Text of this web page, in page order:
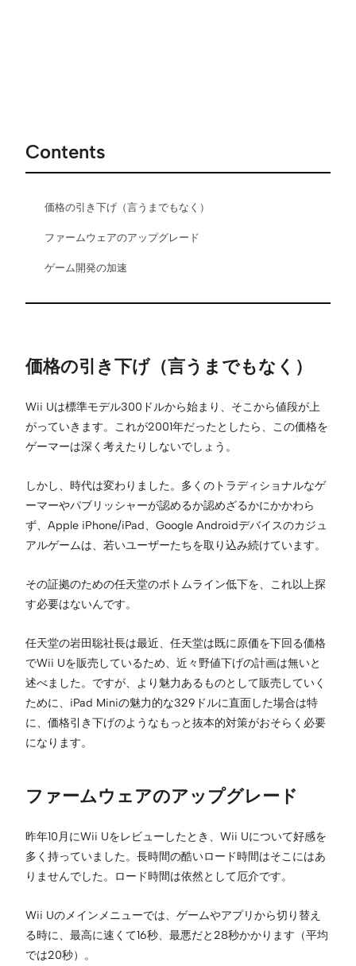
Contents
価格の引き下げ（言うまでもなく）
ファームウェアのアップグレード
ゲーム開発の加速
価格の引き下げ（言うまでもなく）
Wii Uは標準モデル300ドルから始まり、そこから値段が上
がっていきます。これが2001年だったとしたら、この価格を
ゲーマーは深く考えたりしないでしょう。
しかし、時代は変わりました。多くのトラディショナルなゲ
ーマーやパブリッシャーが認めるか認めざるかにかかわら
ず、Apple iPhone/iPad、Google Androidデバイスのカジュ
アルゲームは、若いユーザーたちを取り込み続けています。
その証拠のための任天堂のボトムライン低下を、これ以上探
す必要はないんです。
任天堂の岩田聡社長は最近、任天堂は既に原価を下回る価格
でWii Uを販売しているため、近々野値下げの計画は無いと
述べました。ですが、より魅力あるものとして販売していく
ために、iPad Miniの魅力的な329ドルに直面した場合は特
に、価格引き下げのようなもっと抜本的対策がおそらく必要
になります。
ファームウェアのアップグレード
昨年10月にWii Uをレビューしたとき、Wii Uについて好感を
多く持っていました。長時間の酷いロード時間はそこにはあ
りませんでした。ロード時間は依然として厄介です。
Wii Uのメインメニューでは、ゲームやアプリから切り替え
る時に、最高に速くて16秒、最悪だと28秒かかります（平均
では20秒）。